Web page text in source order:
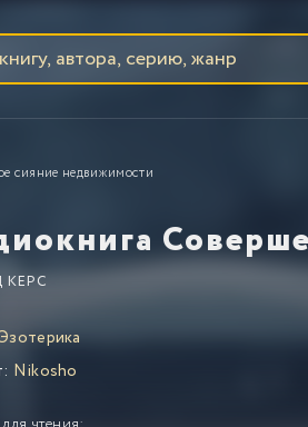
сияние недвижимости
Эзотерика
Nikosho